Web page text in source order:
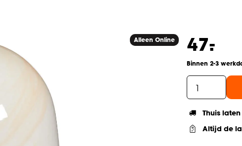
Alleen Online 47.
-
Binnen 2-3
Thuis
Altijd de